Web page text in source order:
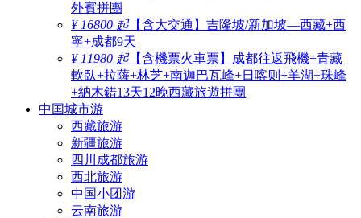
外賓拼團
¥ 16800 起【含大交通】吉隆坡/新加坡—西藏+西
寧+成都9天
¥ 11980 起【含機票火車票】成都往返飛機+青藏
軟臥+拉薩+林芝+南迦巴瓦峰+日喀则+羊湖+珠峰
+納木錯13天12晚西藏旅遊拼團
中国城市游
西藏旅游
新疆旅游
四川成都旅游
西北旅游
中国小团游
云南旅游